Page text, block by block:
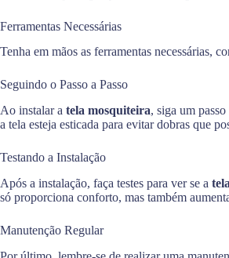
Ferramentas Necessárias
Tenha em mãos as ferramentas necessárias,
Seguindo o Passo a Passo
Ao instalar a tela mosquiteira, siga um
a tela esteja esticada para evitar dobras que
Testando a Instalação
Após a instalação, faça testes para ver se a
só proporciona conforto, mas também
Manutenção Regular